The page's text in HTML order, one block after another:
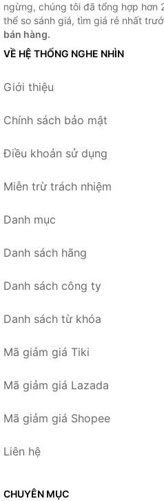
ngừng, chúng tôi đã tổng hợp hơn
thể so sánh giá, tìm giá rẻ nhất
bán hàng.
VỀ HỆ THỐNG NGHE NHÌN
Giới thiệu
Chính sách bảo mật
Điều khoản sử dụng
Miễn trừ trách nhiệm
Danh mục
Danh sách hãng
Danh sách công ty
Danh sách từ khóa
Mã giảm giá Tiki
Mã giảm giá Lazada
Mã giảm giá Shopee
Liên hệ
CHUYÊN MỤC